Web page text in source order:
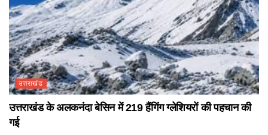
उत्तराखंड
उत्तराखंड के अलकनंदा बेसिन में 219 हैंगिंग ग्लेशियरों की पहचान की
गई